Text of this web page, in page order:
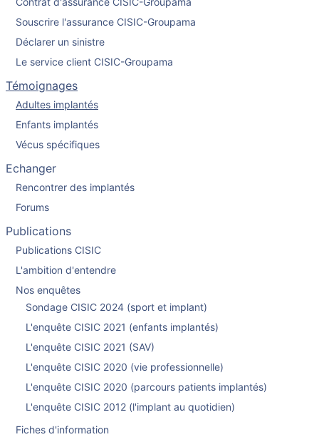
Souscrire l'assurance CISIC-Groupama
Déclarer un sinistre
Le service client CISIC-Groupama
Témoignages
Adultes implantés
Enfants implantés
Vécus spécifiques
Echanger
Rencontrer des implantés
Forums
Publications
Publications CISIC
L'ambition d'entendre
Nos enquêtes
Sondage CISIC 2024 (sport et implant)
L'enquête CISIC 2021 (enfants implantés)
L'enquête CISIC 2021 (SAV)
L'enquête CISIC 2020 (vie professionnelle)
L'enquête CISIC 2020 (parcours patients implantés)
L'enquête CISIC 2012 (l'implant au quotidien)
Fiches d'information